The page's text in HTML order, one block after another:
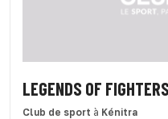
LEGENDS OF FIGHTERS
Club de sport à Kénitra